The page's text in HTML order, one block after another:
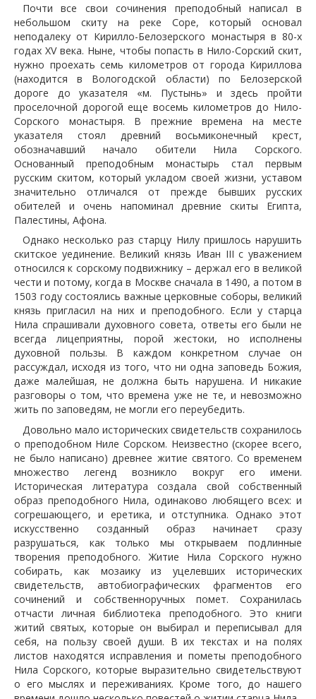
Почти все свои сочинения преподобный написал в
небольшом скиту на реке Соре, который основал
неподалеку от Кирилло-Белозерского монастыря в 80-х
годах XV века. Ныне, чтобы попасть в Нило-Сорский скит,
нужно проехать семь километров от города Кириллова
(находится в Вологодской области) по Белозерской
дороге до указателя «м. Пустынь» и здесь пройти
проселочной дорогой еще восемь километров до Нило-
Сорского монастыря. В прежние времена на месте
указателя стоял древний восьмиконечный крест,
обозначавший начало обители Нила Сорского.
Основанный преподобным монастырь стал первым
русским скитом, который укладом своей жизни, уставом
значительно отличался от прежде бывших русских
обителей и очень напоминал древние скиты Египта,
Палестины, Афона.
Однако несколько раз старцу Нилу пришлось нарушить
скитское уединение. Великий князь Иван III с уважением
относился к сорскому подвижнику – держал его в великой
чести и потому, когда в Москве сначала в 1490, а потом в
1503 году состоялись важные церковные соборы, великий
князь пригласил на них и преподобного. Если у старца
Нила спрашивали духовного совета, ответы его были не
всегда лицеприятны, порой жестоки, но исполнены
духовной пользы. В каждом конкретном случае он
рассуждал, исходя из того, что ни одна заповедь Божия,
даже малейшая, не должна быть нарушена. И никакие
разговоры о том, что времена уже не те, и невозможно
жить по заповедям, не могли его переубедить.
Довольно мало исторических свидетельств сохранилось
о преподобном Ниле Сорском. Неизвестно (скорее всего,
не было написано) древнее житие святого. Со временем
множество легенд возникло вокруг его имени.
Историческая литература создала свой собственный
образ преподобного Нила, одинаково любящего всех: и
согрешающего, и еретика, и отступника. Однако этот
искусственно созданный образ начинает сразу
разрушаться, как только мы открываем подлинные
творения преподобного. Житие Нила Сорского нужно
собирать, как мозаику из уцелевших исторических
свидетельств, автобиографических фрагментов его
сочинений и собственноручных помет. Сохранилась
отчасти личная библиотека преподобного. Это книги
житий святых, которые он выбирал и переписывал для
себя, на пользу своей души. В их текстах и на полях
листов находятся исправления и пометы преподобного
Нила Сорского, которые выразительно свидетельствуют
о его мыслях и переживаниях. Кроме того, до нашего